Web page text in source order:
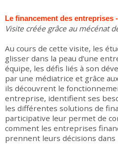
Le financement des entreprises
Visite créée grâce au mécénat
Au cours de cette visite, les
glisser dans la peau d’une
équipe, les défis liés à son
par une médiatrice et grâce
ils découvrent le
entreprise, identifient ses
les différentes solutions de
participative leur permet de
comment les entreprises
prennent leurs décisions dans